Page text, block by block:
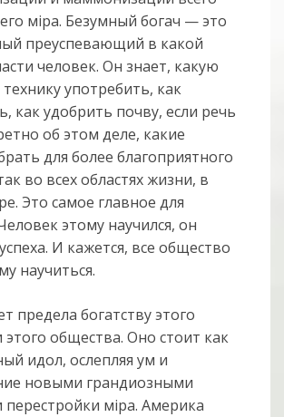
мiра. Безумный богач — это
преуспевающий в какой
человек. Он знает, какую
употребить, как
как удобрить почву, если речь
об этом деле, какие
для более благоприятного
во всех областях жизни, в
Это самое главное для
этому научился, он
И кажется, все общество
научиться.
предела богатству этого
этого общества. Оно стоит как
идол, ослепляя ум и
новыми грандиозными
перестройки мiра. Америка